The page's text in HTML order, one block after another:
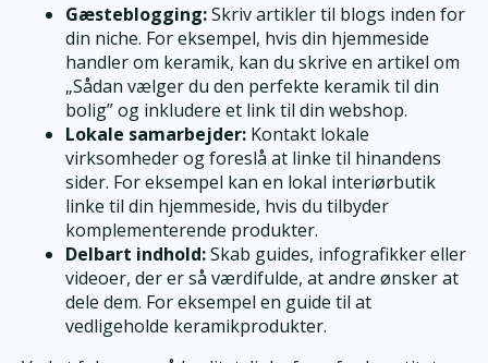
Gæsteblogging:Skriv artikler til blogs inden for
din niche. For eksempel, hvis din hjemmeside
handler om keramik, kan du skrive en artikel om
„Sådan vælger du den perfekte keramik til din
bolig” og inkludere et link til din webshop.
Lokale samarbejder: Kontakt lokale
virksomheder og foreslå at linke til hinandens
sider. For eksempel kan en lokal interiørbutik
linke til din hjemmeside, hvis du tilbyder
komplementerende produkter.
Delbart indhold:Skab guides, infografikker eller
videoer, der er så værdifulde, at andre ønsker at
dele dem. For eksempel en guide til at
vedligeholde keramikprodukter.